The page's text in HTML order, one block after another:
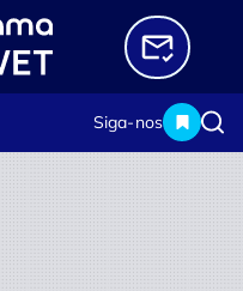
Siga-nos